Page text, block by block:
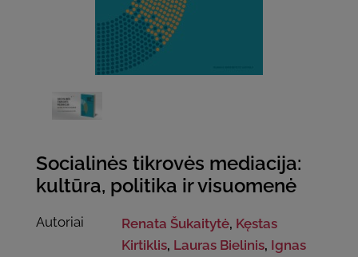
Socialinės tikrovės mediacija:
kultūra, politika ir visuomenė
Autoriai Renata Šukaitytė, Kęstas
Kirtiklis, Lauras Bielinis, Ignas